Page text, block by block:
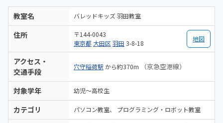
プログラミング教室に比べたら、料金も比較的安価である。授業の回
数、授業時間も比較しても、入塾するに値する内容である。
教室名 バレッドキッズ 羽田教室
住所
〒144-0043
東京都 大田区 羽田 3-8-18
地図
アクセス・
交通手段
穴守稲荷駅 から約370m （京急空港線）
対象学年 幼児～高校生
カテゴリ パソコン教室 プログラミング・ロボット教室